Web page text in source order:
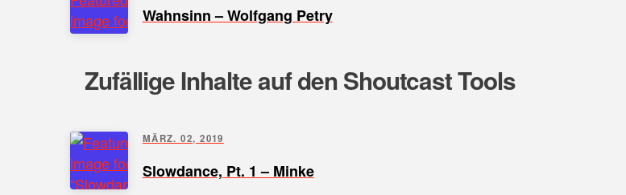
Wahnsinn – Wolfgang Petry
Zufällige Inhalte auf den Shoutcast Tools
MÄRZ. 02, 2019
Slowdance, Pt. 1 – Minke